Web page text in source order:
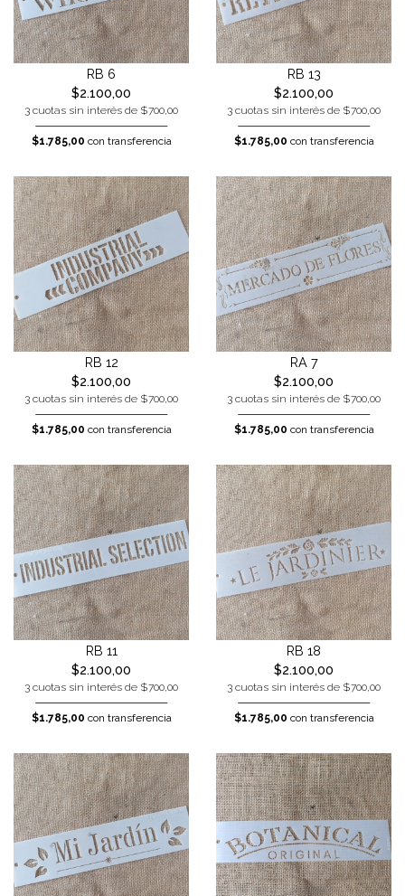
RB 6
$2.100,00
3 cuotas sin interés de $700,00
$1.785,00 con transferencia
RB 13
$2.100,00
3 cuotas sin interés de $700,00
$1.785,00 con transferencia
RB 12
$2.100,00
3 cuotas sin interés de $700,00
$1.785,00 con transferencia
RA 7
$2.100,00
3 cuotas sin interés de $700,00
$1.785,00 con transferencia
RB 11
$2.100,00
3 cuotas sin interés de $700,00
$1.785,00 con transferencia
RB 18
$2.100,00
3 cuotas sin interés de $700,00
$1.785,00 con transferencia